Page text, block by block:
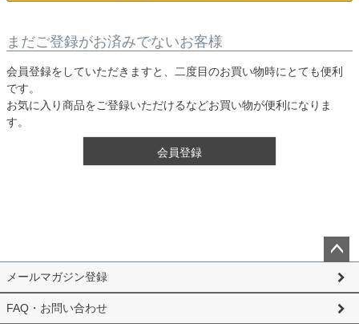
まだご登録がお済みでないお客様
会員登録をしていただきますと、二度目のお買い物時にとても便利
です。
お気に入り商品をご登録いただけるなどお買い物が便利になりま
す。
会員登録
ペー
ップ
メールマガジン登録
FAQ・お問い合わせ